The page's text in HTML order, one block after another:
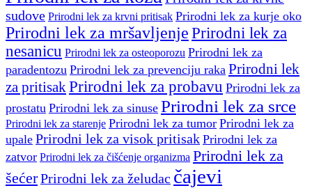
sudove Prirodni lek za krvni pritisak Prirodni lek za kurje oko
Prirodni lek za mršavljenje Prirodni lek za
nesanicu Prirodni lek za osteoporozu Prirodni lek za
paradentozu Prirodni lek za prevenciju raka Prirodni lek
za pritisak Prirodni lek za probavu Prirodni lek za
prostatu Prirodni lek za sinuse Prirodni lek za srce
Prirodni lek za starenje Prirodni lek za tumor Prirodni lek za
upale Prirodni lek za visok pritisak Prirodni lek za
zatvor Prirodni lek za čišćenje organizma Prirodni lek za
šećerPrirodni lek za želudac čajevi